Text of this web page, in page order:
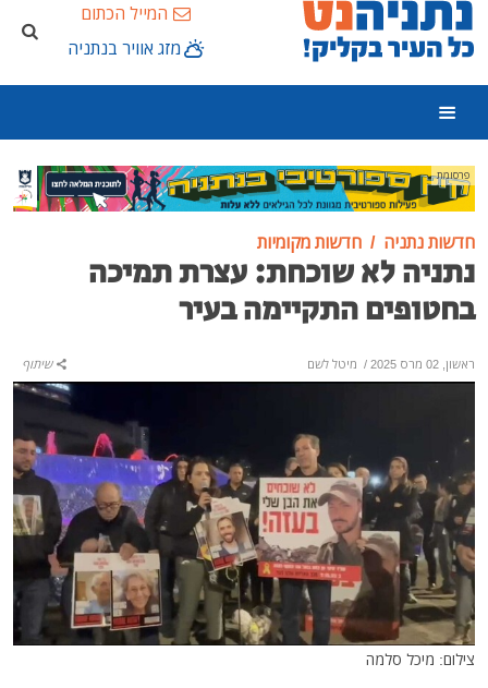
המייל הכתום
מזג אוויר בנתניה
פרסומת
חדשות נתניה חדשות מקומיות
נתניה לא שוכחת: עצרת תמיכה
בחטופים התקיימה בעיר
ראשון, 02 מרס 2025 / מיטל לשם שיתוף
צילום: מיכל סלמה